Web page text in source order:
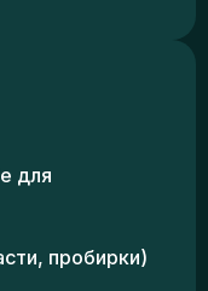
для
пробирки)